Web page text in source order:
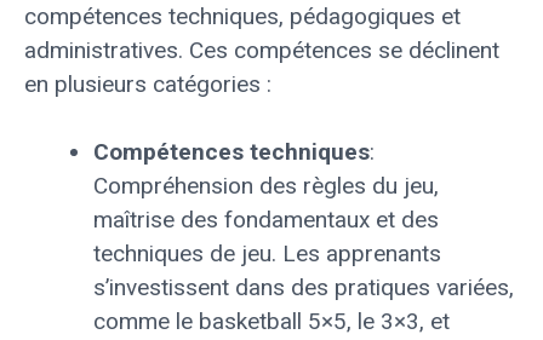
compétences techniques, pédagogiques et
administratives. Ces compétences se déclinent
en plusieurs catégories :
Compétences techniques:
Compréhension des règles du jeu,
maîtrise des fondamentaux et des
techniques de jeu. Les apprenants
s’investissent dans des pratiques variées,
comme le basketball 5×5, le 3×3, et